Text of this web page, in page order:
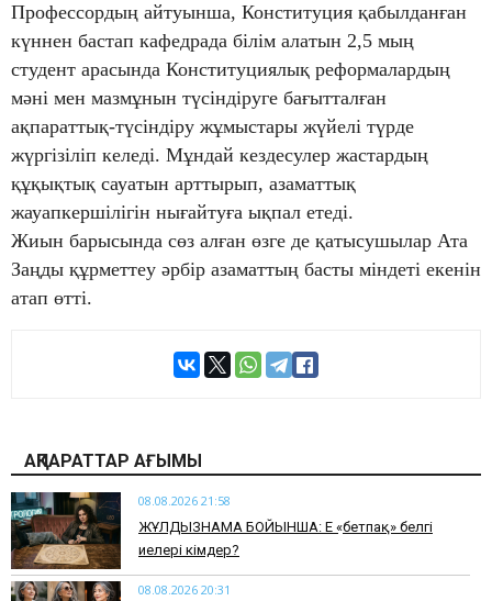
Профессордың айтуынша, Конституция қабылданған
күннен бастап кафедрада білім алатын 2,5 мың
студент арасында Конституциялық реформалардың
мәні мен мазмұнын түсіндіруге бағытталған
ақпараттық-түсіндіру жұмыстары жүйелі түрде
жүргізіліп келеді. Мұндай кездесулер жастардың
құқықтық сауатын арттырып, азаматтық
жауапкершілігін нығайтуға ықпал етеді.
Жиын барысында сөз алған өзге де қатысушылар Ата
Заңды құрметтеу әрбір азаматтың басты міндеті екенін
атап өтті.
АҚПАРАТТАР АҒЫМЫ
08.08.2026 21:58
ЖҰЛДЫЗНАМА БОЙЫНША: Ең «бетпақ» белгі
иелері кімдер?
08.08.2026 20:31